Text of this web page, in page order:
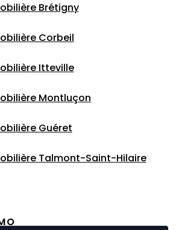
Brétigny
Corbeil
Itteville
Montluçon
Guéret
Talmont-Saint-Hilaire